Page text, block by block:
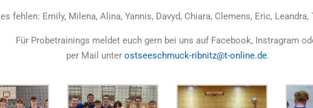
es fehlen: Emily, Milena, Alina, Yannis, Davyd, Chiara, Clemens, Eric, Leandra,
Für Probetrainings meldet euch gern bei uns auf Facebook, Instragram
per Mail unterostseeschmuck-ribnitz@t-online.de.